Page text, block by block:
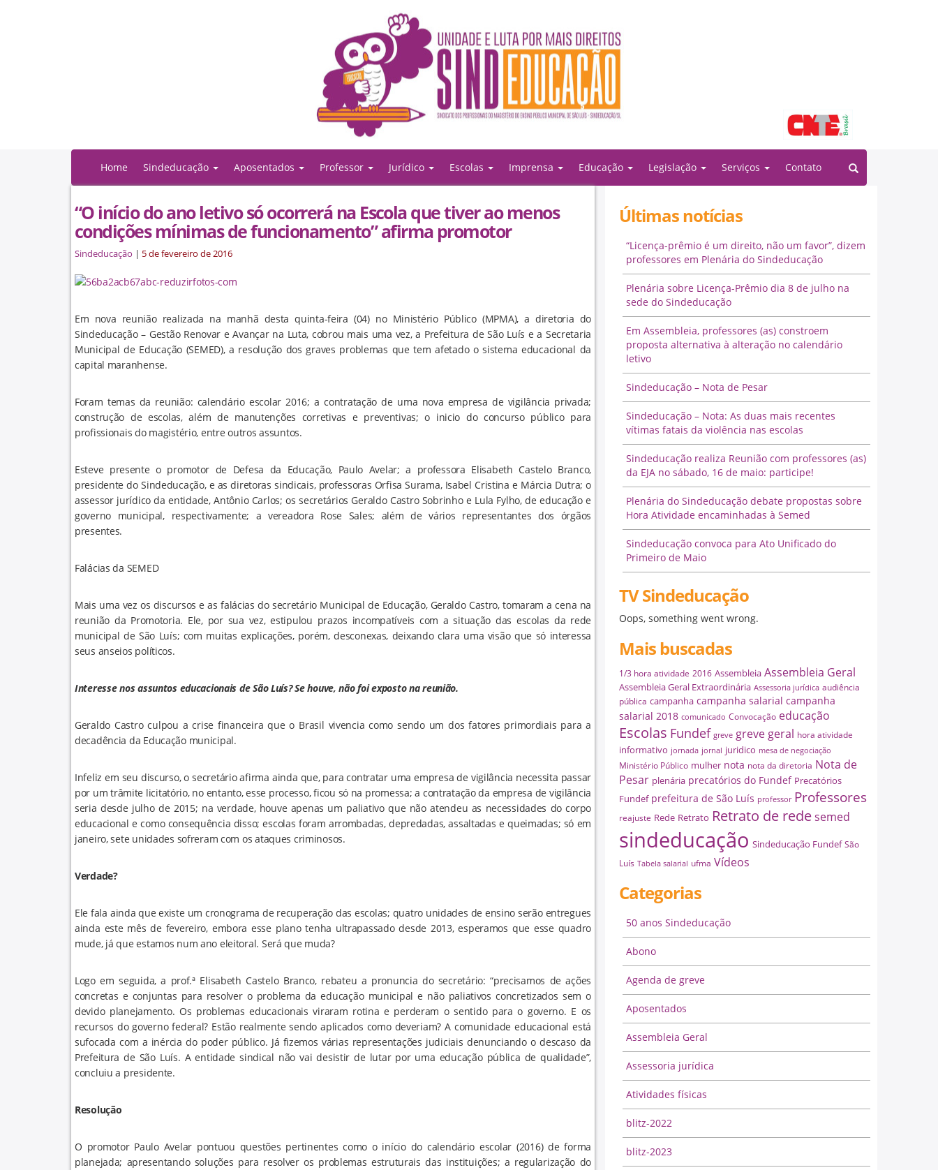
Home Sindeducação Aposentados Professor Jurídico Escolas Imprensa Educação Legislação Serviços Contato
“O início do ano letivo só ocorrerá na Escola que tiver ao menos
condições mínimas de funcionamento” afirma promotor
Sindeducação | 5 de fevereiro de 2016
Em nova reunião realizada na manhã desta quinta-feira (04) no Ministério Público (MPMA), a diretoria do
Sindeducação – Gestão Renovar e Avançar na Luta, cobrou mais uma vez, a Prefeitura de São Luís e a Secretaria
Municipal de Educação (SEMED), a resolução dos graves problemas que tem afetado o sistema educacional da
capital maranhense.
Foram temas da reunião: calendário escolar 2016; a contratação de uma nova empresa de vigilância privada;
construção de escolas, além de manutenções corretivas e preventivas; o inicio do concurso público para
profissionais do magistério, entre outros assuntos.
Esteve presente o promotor de Defesa da Educação, Paulo Avelar; a professora Elisabeth Castelo Branco,
presidente do Sindeducação, e as diretoras sindicais, professoras Orfisa Surama, Isabel Cristina e Márcia Dutra; o
assessor jurídico da entidade, Antônio Carlos; os secretários Geraldo Castro Sobrinho e Lula Fylho, de educação e
governo municipal, respectivamente; a vereadora Rose Sales; além de vários representantes dos órgãos
presentes.
Falácias da SEMED
Mais uma vez os discursos e as falácias do secretário Municipal de Educação, Geraldo Castro, tomaram a cena na
reunião da Promotoria. Ele, por sua vez, estipulou prazos incompatíveis com a situação das escolas da rede
municipal de São Luís; com muitas explicações, porém, desconexas, deixando clara uma visão que só interessa
seus anseios políticos.
Interesse nos assuntos educacionais de São Luís? Se houve, não foi exposto na reunião.
Geraldo Castro culpou a crise financeira que o Brasil vivencia como sendo um dos fatores primordiais para a
decadência da Educação municipal.
Infeliz em seu discurso, o secretário afirma ainda que, para contratar uma empresa de vigilância necessita passar
por um trâmite licitatório, no entanto, esse processo, ficou só na promessa; a contratação da empresa de vigilância
seria desde julho de 2015; na verdade, houve apenas um paliativo que não atendeu as necessidades do corpo
educacional e como consequência disso; escolas foram arrombadas, depredadas, assaltadas e queimadas; só em
janeiro, sete unidades sofreram com os ataques criminosos.
Verdade?
Ele fala ainda que existe um cronograma de recuperação das escolas; quatro unidades de ensino serão entregues
ainda este mês de fevereiro, embora esse plano tenha ultrapassado desde 2013, esperamos que esse quadro
mude, já que estamos num ano eleitoral. Será que muda?
Logo em seguida, a prof.ª Elisabeth Castelo Branco, rebateu a pronuncia do secretário: “precisamos de ações
concretas e conjuntas para resolver o problema da educação municipal e não paliativos concretizados sem o
devido planejamento. Os problemas educacionais viraram rotina e perderam o sentido para o governo. E os
recursos do governo federal? Estão realmente sendo aplicados como deveriam? A comunidade educacional está
sufocada com a inércia do poder público. Já fizemos várias representações judiciais denunciando o descaso da
Prefeitura de São Luís. A entidade sindical não vai desistir de lutar por uma educação pública de qualidade”,
concluiu a presidente.
Resolução
O promotor Paulo Avelar pontuou questões pertinentes como o início do calendário escolar (2016) de forma
planejada; apresentando soluções para resolver os problemas estruturais das instituições; a regularização do
Últimas notícias
“Licença-prêmio é um direito, não um favor”, dizem
professores em Plenária do Sindeducação
Plenária sobre Licença-Prêmio dia 8 de julho na
sede do Sindeducação
Em Assembleia, professores (as) constroem
proposta alternativa à alteração no calendário
letivo
Sindeducação – Nota de Pesar
Sindeducação – Nota: As duas mais recentes
vítimas fatais da violência nas escolas
Sindeducação realiza Reunião com professores (as)
da EJA no sábado, 16 de maio: participe!
Plenária do Sindeducação debate propostas sobre
Hora Atividade encaminhadas à Semed
Sindeducação convoca para Ato Unificado do
Primeiro de Maio
TV Sindeducação
Oops, something went wrong.
Mais buscadas
1/3 hora atividade 2016 Assembleia Assembleia Geral
Assembleia Geral Extraordinária Assessoria jurídica audiência
pública campanha campanha salarial campanha
salarial 2018 comunicado Convocação educação
Escolas Fundef greve greve geral hora atividade
informativo jornada jornal juridico mesa de negociação
Ministério Público mulher nota nota da diretoria Nota de
Pesar plenária precatórios do Fundef Precatórios
Fundef prefeitura de São Luís professor Professores
reajuste Rede Retrato Retrato de redesemed
sindeducação Sindeducação Fundef São
Luís Tabela salarial ufma Vídeos
Categorias
50 anos Sindeducação
Abono
Agenda de greve
Aposentados
Assembleia Geral
Assessoria jurídica
Atividades físicas
blitz-2022
blitz-2023